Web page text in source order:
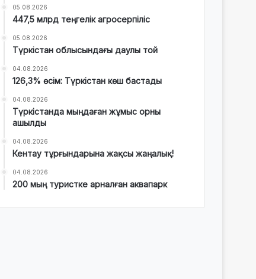
05.08.2026
447,5 млрд теңгелік агросерпіліс
05.08.2026
Түркістан облысындағы даулы той
04.08.2026
126,3% өсім: Түркістан көш бастады
04.08.2026
Түркістанда мыңдаған жұмыс орны
ашылды
04.08.2026
Кентау тұрғындарына жақсы жаңалық!
04.08.2026
200 мың туристке арналған аквапарк